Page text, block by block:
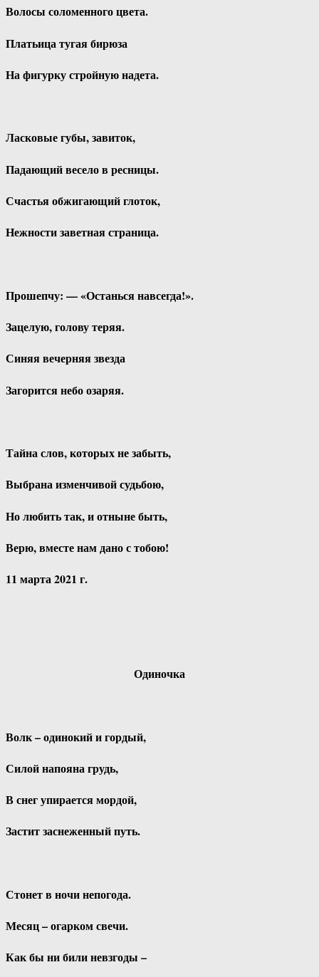
Волосы соломенного цвета.
Платьица тугая бирюза
На фигурку стройную надета.
Ласковые губы, завиток,
Падающий весело в ресницы.
Счастья обжигающий глоток,
Нежности заветная страница.
Прошепчу: — «Останься навсегда!».
Зацелую, голову теряя.
Синяя вечерняя звезда
Загорится небо озаряя.
Тайна слов, которых не забыть,
Выбрана изменчивой судьбою,
Но любить так, и отныне быть,
Верю, вместе нам дано с тобою!
11 марта 2021 г.
Одиночка
Волк – одинокий и гордый,
Силой напояна грудь,
В снег упирается мордой,
Застит заснеженный путь.
Стонет в ночи непогода.
Месяц – огарком свечи.
Как бы ни били невзгоды –